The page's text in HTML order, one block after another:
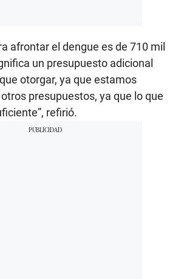
afrontar el dengue es de 710 mil
un presupuesto adicional
otorgar, ya que estamos
presupuestos, ya que lo que
refirió.